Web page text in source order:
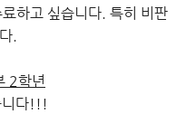
하고 싶습니다. 특히 비판
.
2학년
니다!!!